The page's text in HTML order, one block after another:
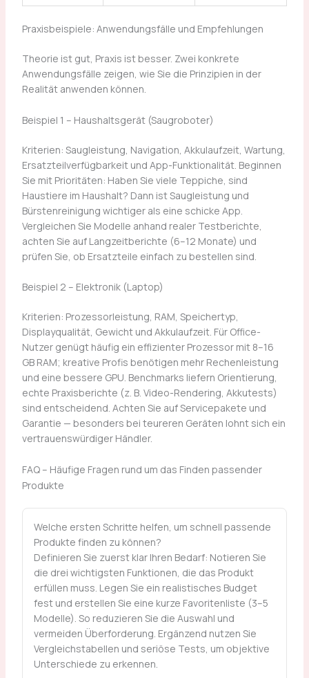
Praxisbeispiele: Anwendungsfälle und Empfehlungen
Theorie ist gut, Praxis ist besser. Zwei konkrete
Anwendungsfälle zeigen, wie Sie die Prinzipien in der
Realität anwenden können.
Beispiel 1 – Haushaltsgerät (Saugroboter)
Kriterien: Saugleistung, Navigation, Akkulaufzeit, Wartung,
Ersatzteilverfügbarkeit und App-Funktionalität. Beginnen
Sie mit Prioritäten: Haben Sie viele Teppiche, sind
Haustiere im Haushalt? Dann ist Saugleistung und
Bürstenreinigung wichtiger als eine schicke App.
Vergleichen Sie Modelle anhand realer Testberichte,
achten Sie auf Langzeitberichte (6–12 Monate) und
prüfen Sie, ob Ersatzteile einfach zu bestellen sind.
Beispiel 2 – Elektronik (Laptop)
Kriterien: Prozessorleistung, RAM, Speichertyp,
Displayqualität, Gewicht und Akkulaufzeit. Für Office-
Nutzer genügt häufig ein effizienter Prozessor mit 8–16
GB RAM; kreative Profis benötigen mehr Rechenleistung
und eine bessere GPU. Benchmarks liefern Orientierung,
echte Praxisberichte (z. B. Video-Rendering, Akkutests)
sind entscheidend. Achten Sie auf Servicepakete und
Garantie — besonders bei teureren Geräten lohnt sich ein
vertrauenswürdiger Händler.
FAQ – Häufige Fragen rund um das Finden passender
Produkte
Welche ersten Schritte helfen, um schnell passende
Produkte finden zu können?
Definieren Sie zuerst klar Ihren Bedarf: Notieren Sie
die drei wichtigsten Funktionen, die das Produkt
erfüllen muss. Legen Sie ein realistisches Budget
fest und erstellen Sie eine kurze Favoritenliste (3–5
Modelle). So reduzieren Sie die Auswahl und
vermeiden Überforderung. Ergänzend nutzen Sie
Vergleichstabellen und seriöse Tests, um objektive
Unterschiede zu erkennen.